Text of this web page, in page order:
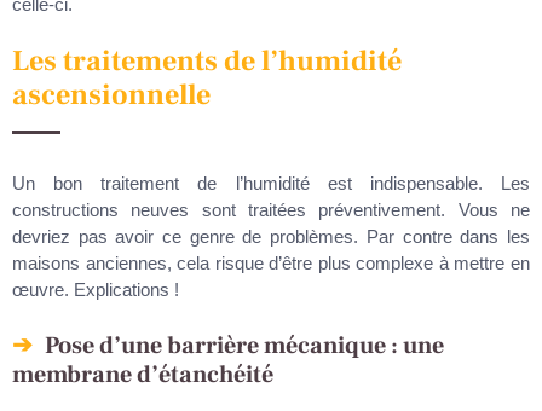
Les traitements de l’humidité
ascensionnelle
Un bon traitement de l’humidité est indispensable. Les
constructions neuves sont traitées préventivement. Vous ne
devriez pas avoir ce genre de problèmes. Par contre dans les
maisons anciennes, cela risque d’être plus complexe à mettre en
œuvre. Explications !
Pose d’une barrière mécanique : une
membrane d’étanchéité